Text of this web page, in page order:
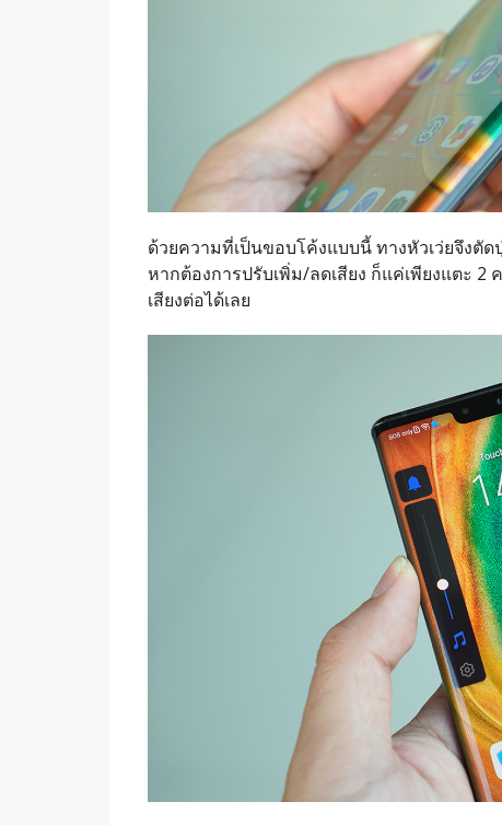
ด้วยความที่เป็นขอบโค้งแบบนี้ ทางหัวเว่ยจึงตั
หากต้องการปรับเพิ่ม/ลดเสียง ก็แค่เพียงแตะ
เสียงต่อได้เลย